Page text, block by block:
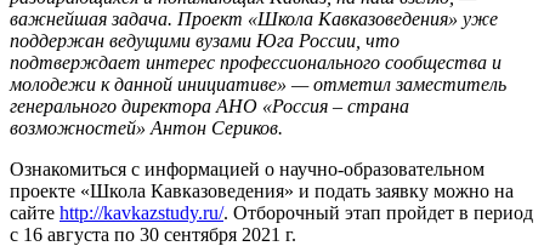
важнейшая задача. Проект «Школа Кавказоведения» уже
поддержан ведущими вузами Юга России, что
подтверждает интерес профессионального сообщества и
молодежи к данной инициативе» — отметил заместитель
генерального директора АНО «Россия – страна
возможностей» Антон Сериков.
Ознакомиться с информацией о научно-образовательном
проекте «Школа Кавказоведения» и подать заявку можно на
сайте http://kavkazstudy.ru/. Отборочный этап пройдет в период
с 16 августа по 30 сентября 2021 г.